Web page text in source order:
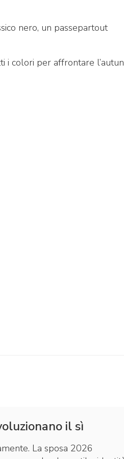
nero, un passepartout
i colori per affrontare
il sì
La sposa 2026